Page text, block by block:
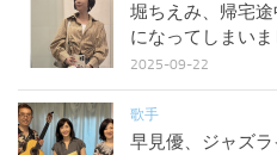
堀ちえみ、帰宅
になってしまいま
2025-09-22
歌手
早見優、ジャズ